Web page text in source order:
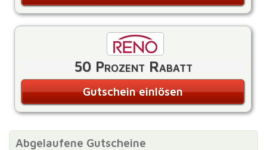
50 Prozent Rabatt
Gutschein einlösen
Abgelaufene Gutscheine